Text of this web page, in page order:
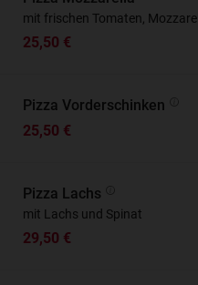
mit frischen Tomaten,
25,50 €
Pizza Vorderschinken
25,50 €
Pizza Lachs
mit Lachs und Spinat
29,50 €